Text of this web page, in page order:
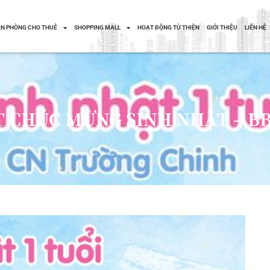
PHÒNG CHO THUÊ SHOPPING MALL HOẠT ĐỘNG TỪ THIỆN GIỚI THIỆU LIÊN HỆ
CHÚC MỪNG SINH NHẬT –